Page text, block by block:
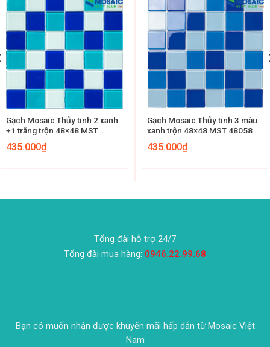
Gạch Mosaic Thủy tinh 2 xanh
+1 trắng trộn 48×48 MST
435.000₫
Gạch Mosaic Thủy tinh 3 màu
xanh trộn 48×48 MST 48058
435.000₫
Tổng đài hỗ trợ 24/7
Tổng đài mua hàng: 0946.22.99.68
Bạn có muốn nhận được khuyến mãi hấp dẫn từ Mosaic Việt
Nam